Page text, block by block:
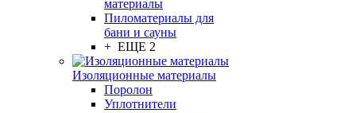
материалы
Пиломатериалы для
бани и сауны
+ ЕЩЕ 2
Изоляционные материалы
Поролон
Уплотнители